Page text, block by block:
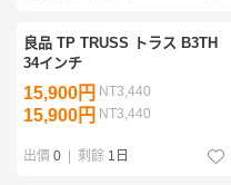
良品 TP TRUSS トラス B3TH
34インチ
15,900円 NT3,440
15,900円 NT3,440
出價 0 | 剩餘 1日